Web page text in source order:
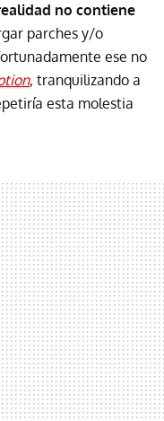
no contiene
parches y/o
ese no
, tranquilizando a
esta molestia